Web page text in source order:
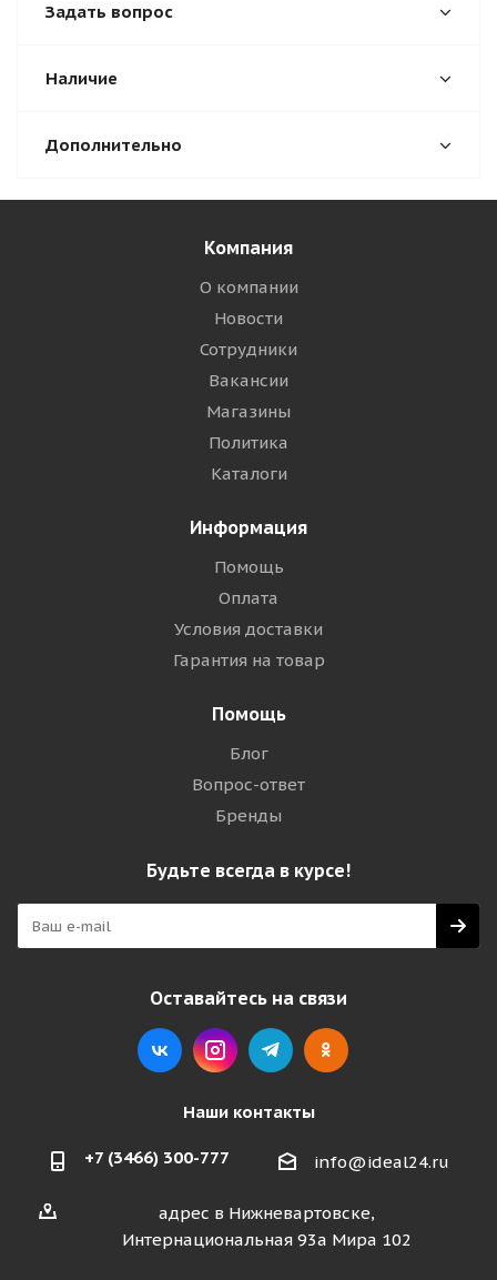
Задать вопрос
Наличие
Дополнительно
Компания
О компании
Новости
Сотрудники
Вакансии
Магазины
Политика
Каталоги
Информация
Помощь
Оплата
Условия доставки
Гарантия на товар
Помощь
Блог
Вопрос-ответ
Бренды
Будьте всегда в курсе!
Оставайтесь на связи
Наши контакты
+7 (3466) 300-777 info@ideal24.ru
адрес в Нижневартовске,
Интернациональная 93а Мира 102